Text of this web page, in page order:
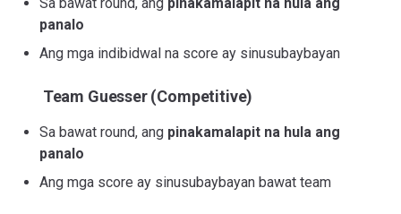
panalo
Ang mga indibidwal na score ay sinusubaybayan
Team Guesser (Competitive)
Sa bawat round, ang pinakamalapit na hula ang
panalo
Ang mga score ay sinusubaybayan bawat team